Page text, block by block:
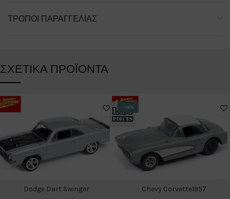
ΤΡΌΠΟΙ ΠΑΡΑΓΓΕΛΊΑΣ
ΣΧΕΤΙΚΆ ΠΡΟΪΌΝΤΑ
Dodge Dart Swinger
-18%
Chevy Corvette1957